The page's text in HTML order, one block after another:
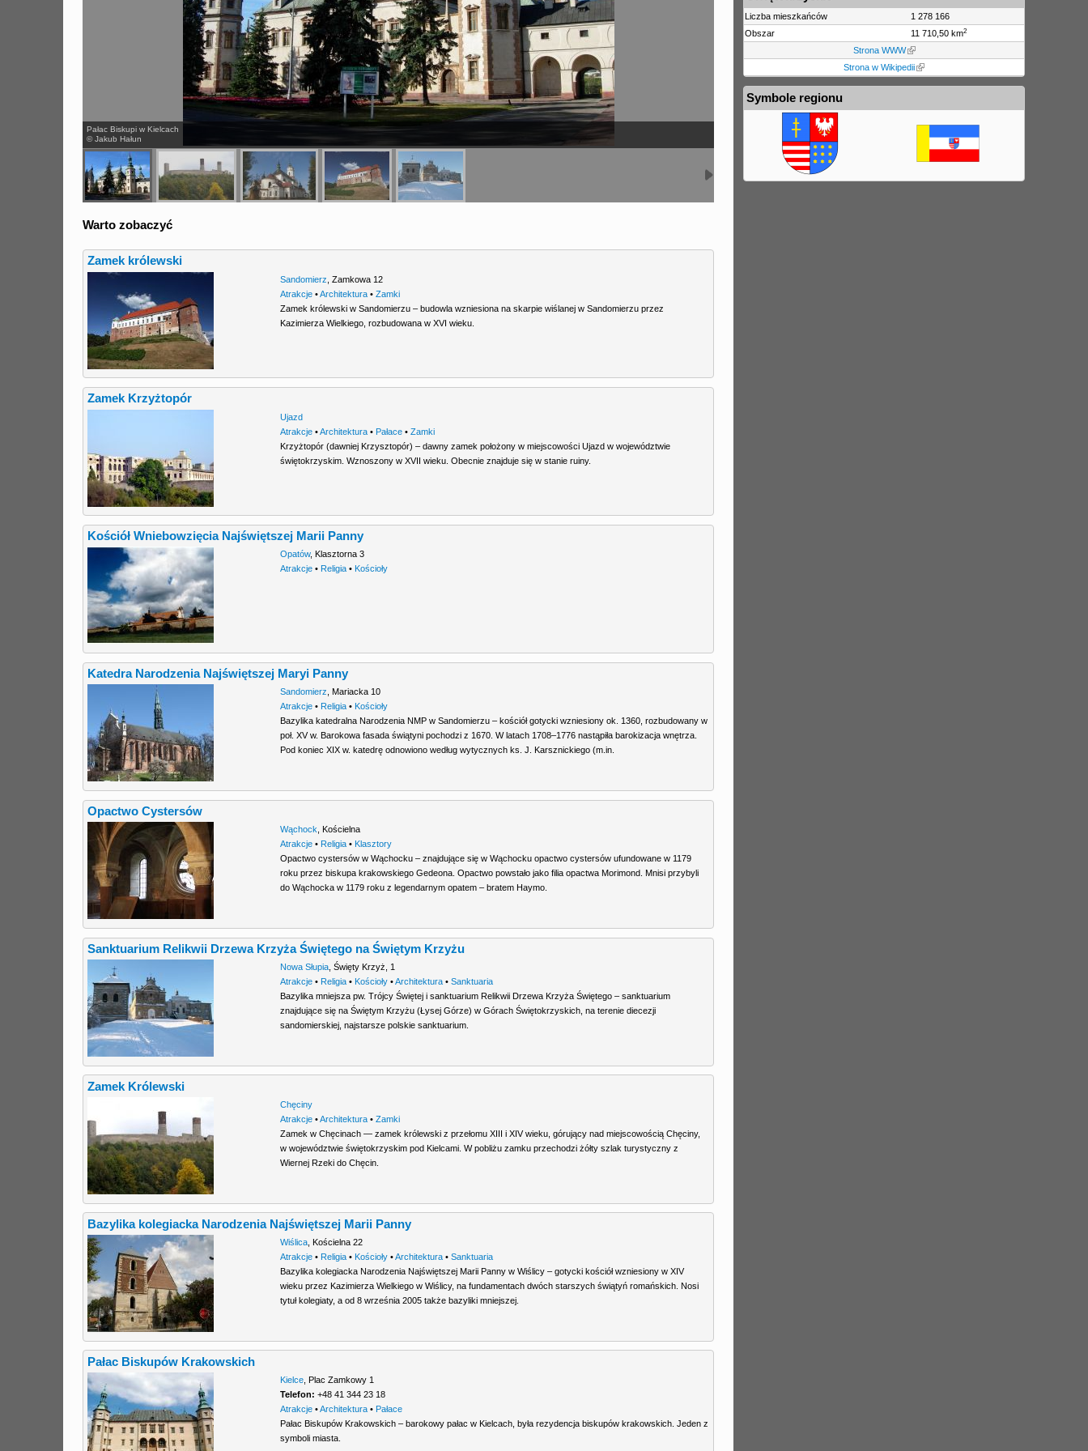
Pałac Biskupi w Kielcach
© Jakub Hałun
Warto zobaczyć
Zamek królewski
Sandomierz ,Zamkowa 12
Atrakcje •Architektura •Zamki
Zamek królewski w Sandomierzu – budowla wzniesiona na skarpie wiślanej w Sandomierzu przez
Kazimierza Wielkiego, rozbudowana w XVI wieku.
Zamek Krzyżtopór
Ujazd
Atrakcje •Architektura • Pałace •Zamki
Krzyżtopór (dawniej Krzysztopór) – dawny zamek położony w miejscowości Ujazd w województwie
świętokrzyskim. Wznoszony w XVII wieku. Obecnie znajduje się w stanie ruiny.
Kościół Wniebowzięcia Najświętszej Marii Panny
Opatów, Klasztorna 3
Atrakcje • Religia • Kościoły
Katedra Narodzenia Najświętszej Maryi Panny
Sandomierz, Mariacka 10
Atrakcje • Religia • Kościoły
Bazylika katedralna Narodzenia NMP w Sandomierzu – kościół gotycki wzniesiony ok. 1360, rozbudowany w
poł. XV w. Barokowa fasada świątyni pochodzi z 1670. W latach 1708–1776 nastąpiła barokizacja wnętrza.
Pod koniec XIX w. katedrę odnowiono według wytycznych ks. J. Karsznickiego (m.in.
Opactwo Cystersów
Wąchock
Kościelna
Atrakcje • Religia • Klasztory
Opactwo cystersów w Wąchocku – znajdujące się w Wąchocku opactwo cystersów ufundowane w 1179
roku przez biskupa krakowskiego Gedeona. Opactwo powstało jako filia opactwa Morimond. Mnisi przybyli
do Wąchocka w 1179 roku z legendarnym opatem – bratem Haymo.
Sanktuarium Relikwii Drzewa Krzyża Świętego na Świętym Krzyżu
Nowa Słupia ,Święty Krzyż
1
Atrakcje • Religia • Kościoły •Architektura •Sanktuaria
Bazylika mniejsza pw. Trójcy Świętej i sanktuarium Relikwii Drzewa Krzyża Świętego – sanktuarium
znajdujące się na Świętym Krzyżu (Łysej Górze) w Górach Świętokrzyskich, na terenie diecezji
sandomierskiej, najstarsze polskie sanktuarium.
Zamek Królewski
Chęciny
Atrakcje •Architektura •Zamki
Zamek w Chęcinach — zamek królewski z przełomu XIII i XIV wieku, górujący nad miejscowością Chęciny,
w województwie świętokrzyskim pod Kielcami. W pobliżu zamku przechodzi żółty szlak turystyczny z
Wiernej Rzeki do Chęcin.
Bazylika kolegiacka Narodzenia Najświętszej Marii Panny
Wiślica Kościelna 22
Atrakcje • Religia • Kościoły •Architektura •Sanktuaria
Bazylika kolegiacka Narodzenia Najświętszej Marii Panny w Wiślicy – gotycki kościół wzniesiony w XIV
wieku przez Kazimierza Wielkiego w Wiślicy, na fundamentach dwóch starszych świątyń romańskich. Nosi
tytuł kolegiaty, a od 8 września 2005 także bazyliki mniejszej.
Pałac Biskupów Krakowskich
Kielce Plac Zamkowy 1
Telefon: +48 41 344 23 18
Atrakcje •Architektura • Pałace
Pałac Biskupów Krakowskich – barokowy pałac w Kielcach, była rezydencja biskupów krakowskich. Jeden z
symboli miasta.
Liczba mieszkańców
1 278 166
Obszar
11 710,50 km2
Strona WWW
Strona w Wikipedii
Symbole regionu